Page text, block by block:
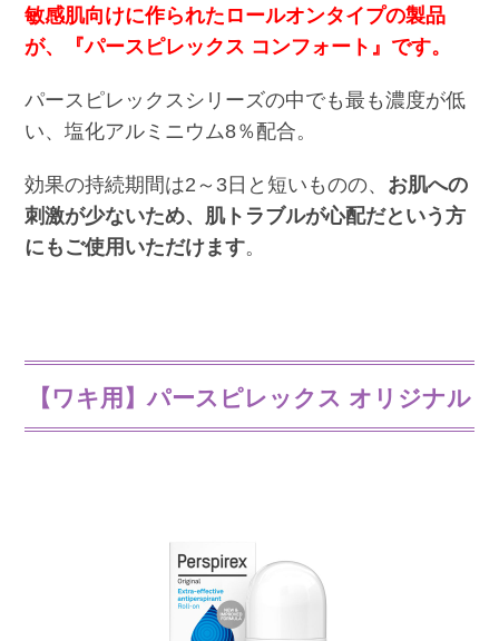
敏感肌向けに作られたロールオンタイプの製品
が、『パースピレックス コンフォート』です。
パースピレックスシリーズの中でも最も濃度が低
い、塩化アルミニウム8％配合。
効果の持続期間は2～3日と短いものの、 お肌への
刺激が少ないため、肌トラブルが心配だという方
にもご使用いただけます。
【ワキ用】パースピレックス オリジナル